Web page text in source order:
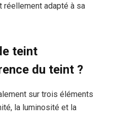
réellement adapté à sa
teint
du teint ?
sur trois éléments
la luminosité et la